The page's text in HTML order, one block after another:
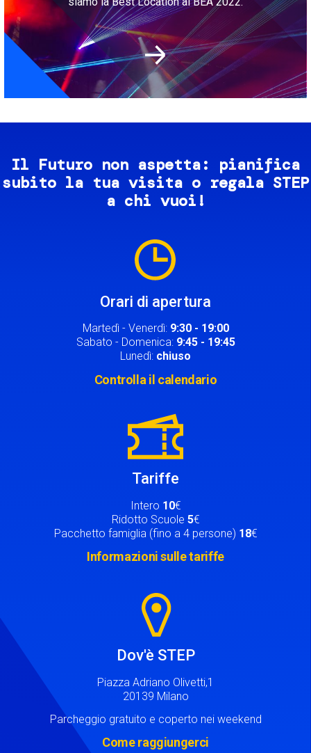
Il Futuro non aspetta: pianifica
subito la tua visita o regala STEP
a chi vuoi!
Orari di apertura
Martedì - Venerdì: 9:30 - 19:00
Sabato - Domenica: 9:45 - 19:45
Lunedì: chiuso
Controlla il calendario
Tariffe
Intero 10€
Ridotto Scuole 5€
Pacchetto famiglia (fino a 4 persone) 18€
Informazioni sulle tariffe
Dov'è STEP
Piazza Adriano Olivetti,1
20139 Milano
Parcheggio gratuito e coperto nei weekend
Come raggiungerci